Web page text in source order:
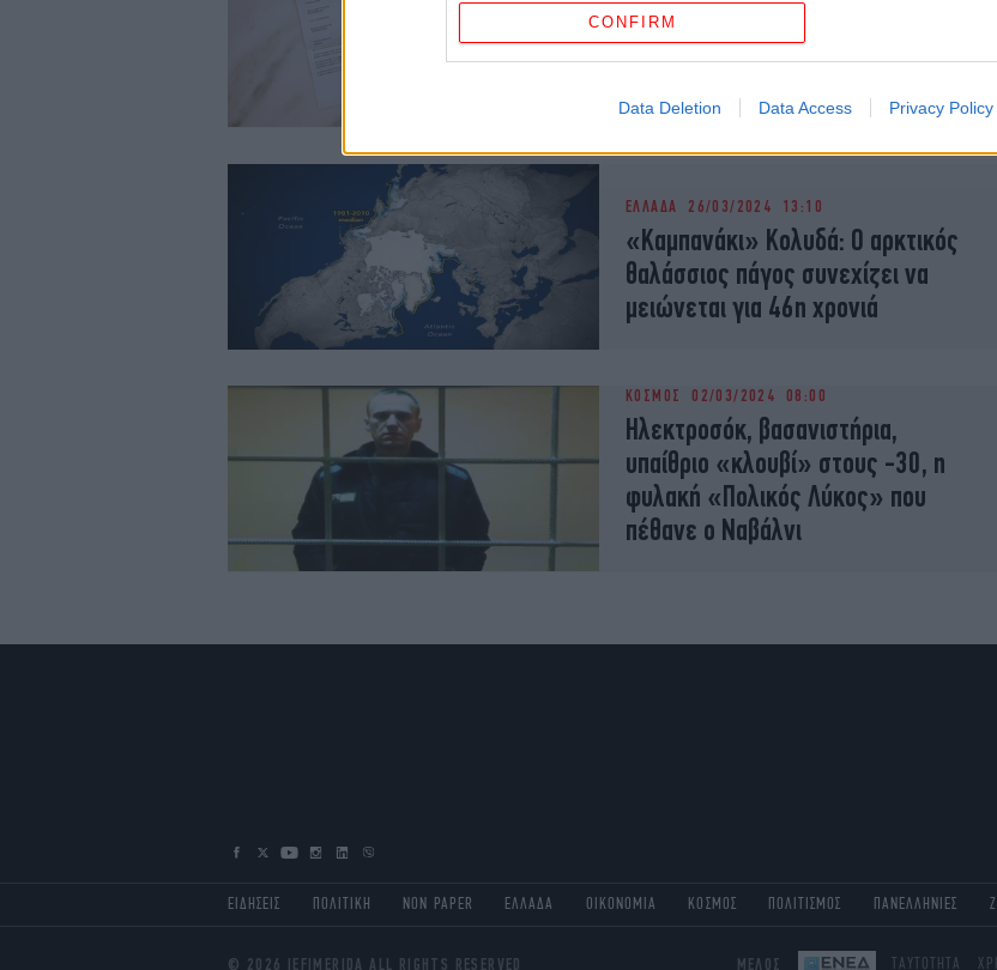
CONFIRM
Data Deletion Data Access Privacy Policy
12.000 έχουν ψηφίσει ήδη
-Ανάμεσά τους και Έλληνας που
ΕΛΛΑΔΑ 26/03/2024 13:10
«Καμπανάκι» Κολυδά: Ο αρκτικός
θαλάσσιος πάγος συνεχίζει να
μειώνεται για 46η χρονιά
ΚΟΣΜΟΣ 02/03/2024 08:00
Ηλεκτροσόκ, βασανιστήρια,
υπαίθριο «κλουβί» στους -30, η
φυλακή «Πολικός Λύκος» που
πέθανε ο Ναβάλνι
ΕΙΔΗΣΕΙΣ ΠΟΛΙΤΙΚΗ NON PAPER ΕΛΛΑΔΑ ΟΙΚΟΝΟΜΙΑ ΚΟΣΜΟΣ ΠΟΛΙΤΙΣΜΟΣ ΠΑΝΕΛΛΗΝΙΕΣ
© 2026 IEFIMERIDA ALL RIGHTS RESERVED ΜΕΛΟΣ ΤΑΥΤΟΤΗΤΑ